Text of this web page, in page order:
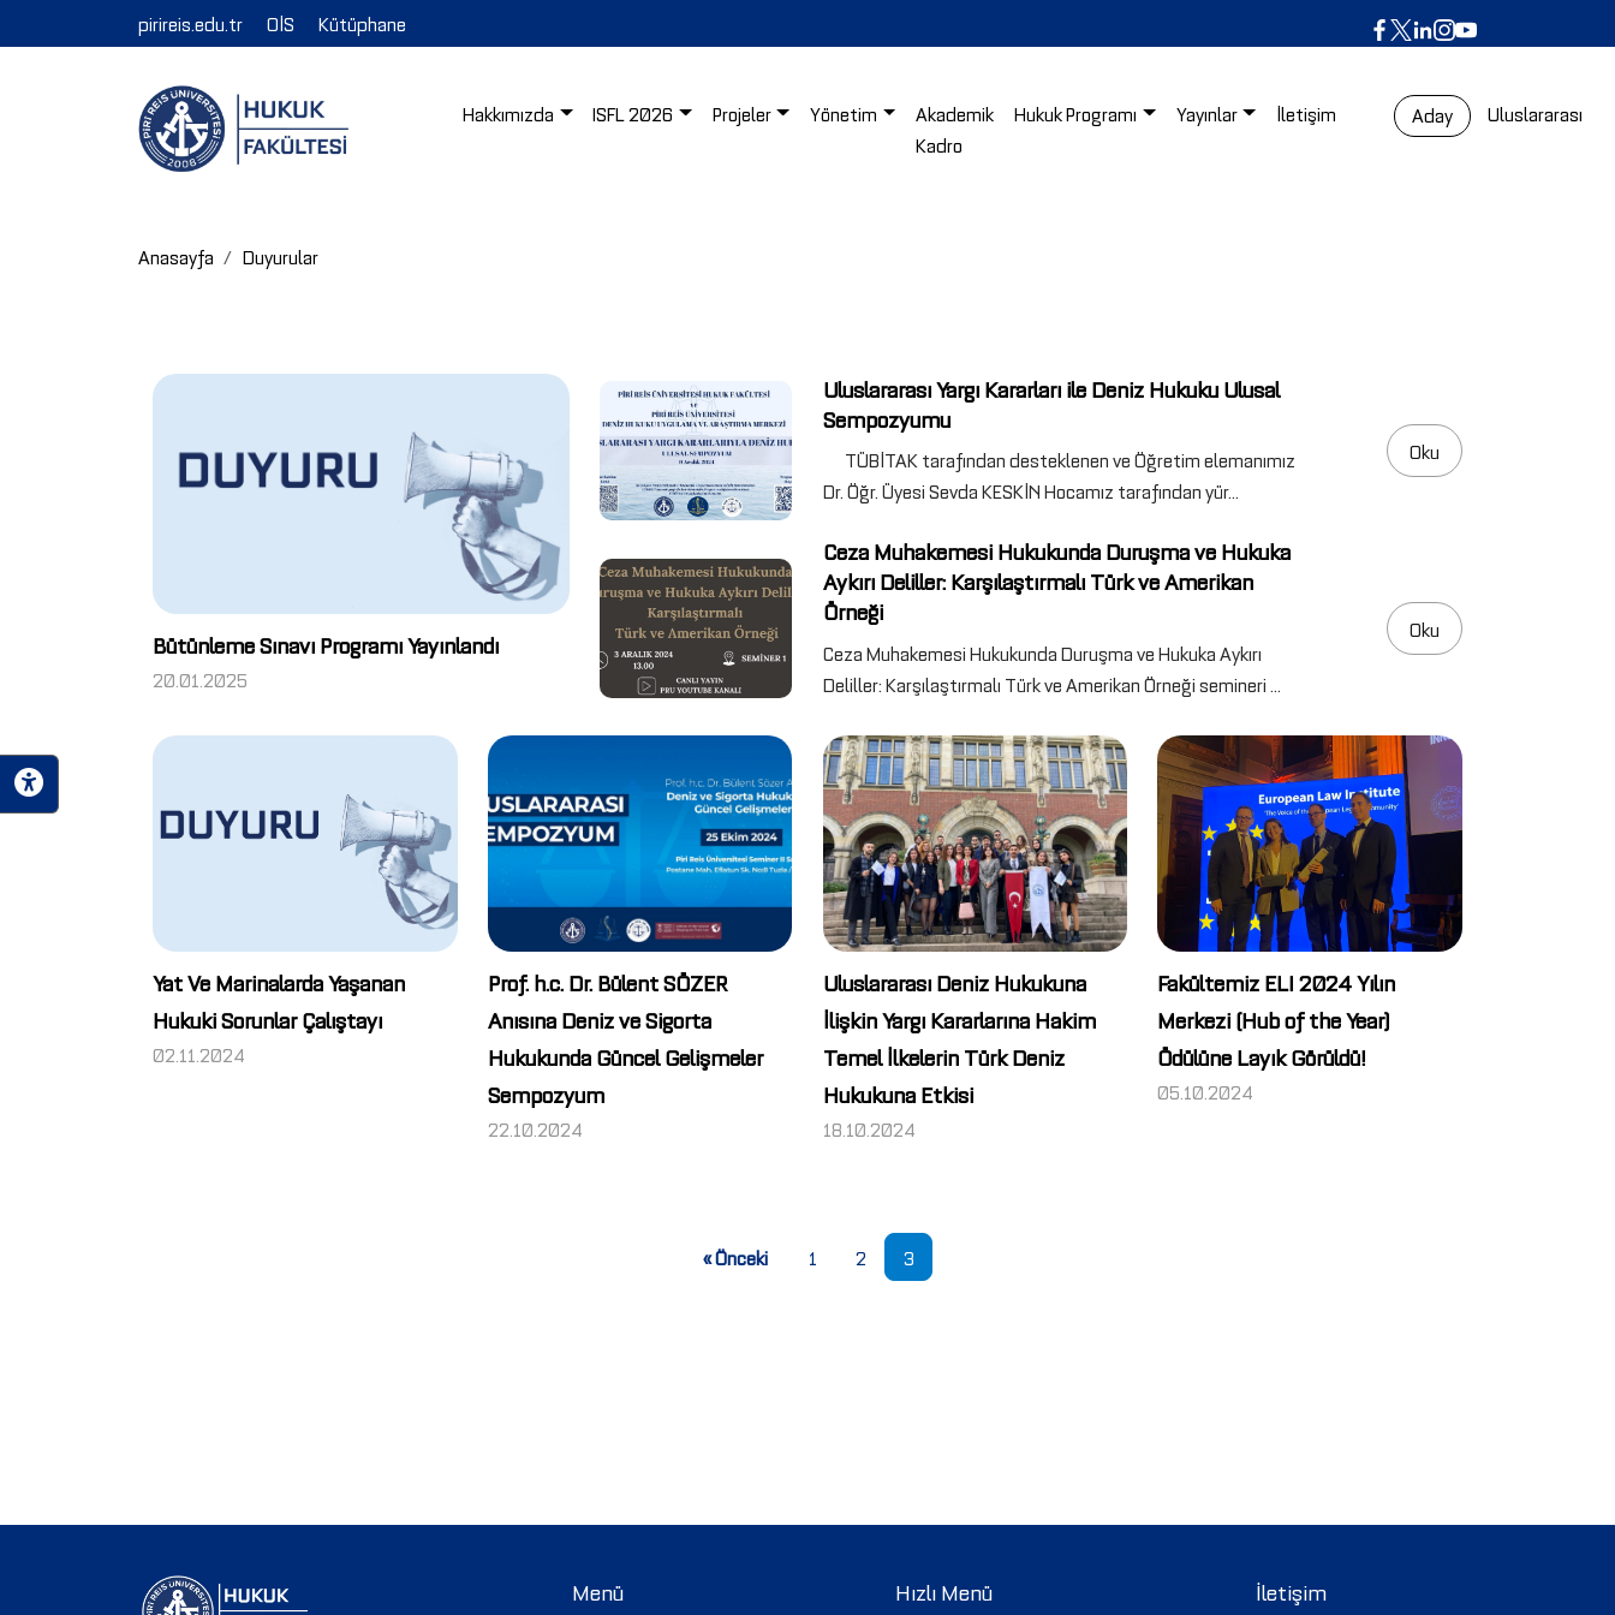
pirireis.edu.tr OİS Kütüphane
Hakkımızda ISFL 2026 Projeler Yönetim
Akademik
Kadro
Hukuk Programı Yayınlar İletişim Aday Uluslararası
Anasayfa Duyurular
Bütünleme Sınavı Programı Yayınlandı
20.01.2025
Uluslararası Yargı Kararları ile Deniz Hukuku Ulusal
Sempozyumu
TÜBİTAK tarafından desteklenen ve Öğretim elemanımız
Dr. Öğr. Üyesi Sevda KESKİN Hocamız tarafından yür...
Oku
Ceza Muhakemesi Hukukunda Duruşma ve Hukuka
Aykırı Deliller: Karşılaştırmalı Türk ve Amerikan
Örneği
Ceza Muhakemesi Hukukunda Duruşma ve Hukuka Aykırı
Deliller: Karşılaştırmalı Türk ve Amerikan Örneği semineri ...
Oku
Yat Ve Marinalarda Yaşanan
Hukuki Sorunlar Çalıştayı
02.11.2024
Prof. h.c. Dr. Bülent SÖZER
Anısına Deniz ve Sigorta
Hukukunda Güncel Gelişmeler
Sempozyum
22.10.2024
Uluslararası Deniz Hukukuna
İlişkin Yargı Kararlarına Hakim
Temel İlkelerin Türk Deniz
Hukukuna Etkisi
18.10.2024
Fakültemiz ELI 2024 Yılın
Merkezi (Hub of the Year)
Ödülüne Layık Görüldü!
05.10.2024
« Önceki 1 2 3
Menü Hızlı Menü İletişim